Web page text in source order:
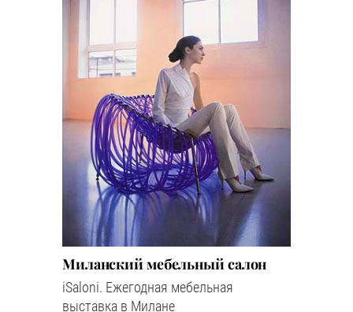
Миланский мебельный салон
iSaloni. Ежегодная мебельная
выставка в Милане